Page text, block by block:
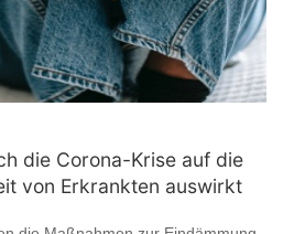
die Corona-Krise auf die
von Erkrankten auswirkt